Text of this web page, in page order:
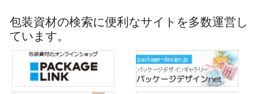
包装資材の検索に便利なサイトを多数運営し
ています。